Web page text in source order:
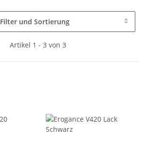
Filter und Sortierung
Artikel 1 - 3 von 3